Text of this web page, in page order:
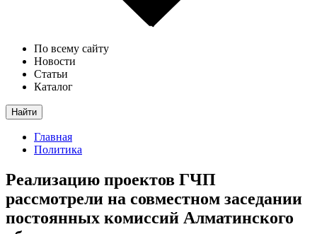
По всему сайту
Новости
Статьи
Каталог
Найти
Главная
Политика
Реализацию проектов ГЧП
рассмотрели на совместном заседании
постоянных комиссий Алматинского